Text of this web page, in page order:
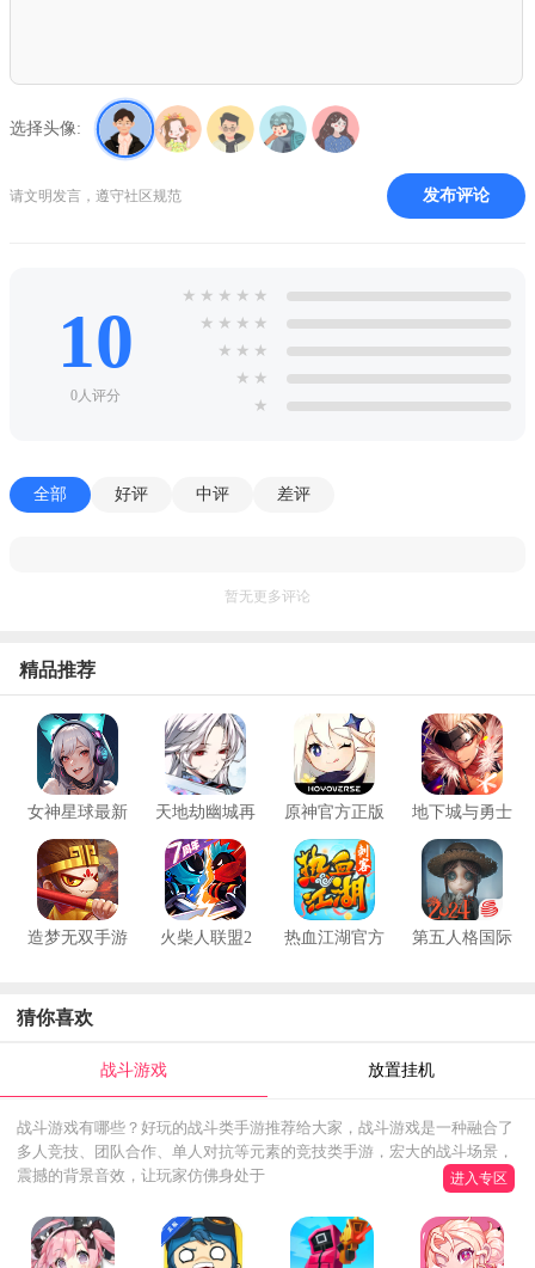
选择头像:
请文明发言，遵守社区规范 发布评论
10
0人评分
★ ★ ★ ★ ★
★ ★ ★ ★
★ ★ ★
★ ★
★
全部 好评 中评 差评
暂无更多评论
精品推荐
女神星球最新
版2026
天地劫幽城再
临2026最新版
本
原神官方正版
地下城与勇士
起源手游
造梦无双手游
火柴人联盟2
热血江湖官方
第五人格国际
猜你喜欢
战斗游戏 放置挂机
战斗游戏有哪些？好玩的战斗类手游推荐给大家，战斗游戏是一种融合了
多人竞技、团队合作、单人对抗等元素的竞技类手游，宏大的战斗场景，
震撼的背景音效，让玩家仿佛身处于
进入专区